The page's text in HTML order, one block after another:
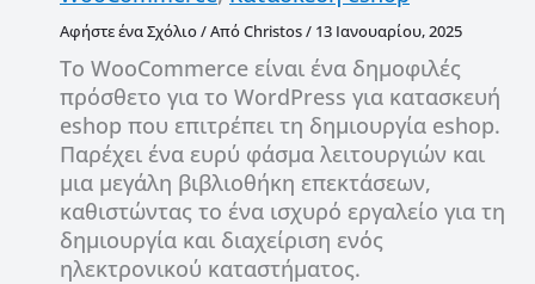
Αφήστε ένα Σχόλιο/ ΑπόChristos/ 13 Ιανουαρίου, 2025
Το WooCommerce είναι ένα δημοφιλές
πρόσθετο για το WordPress για κατασκευή
eshop που επιτρέπει τη δημιουργία eshop.
Παρέχει ένα ευρύ φάσμα λειτουργιών και
μια μεγάλη βιβλιοθήκη επεκτάσεων,
καθιστώντας το ένα ισχυρό εργαλείο για τη
δημιουργία και διαχείριση ενός
ηλεκτρονικού καταστήματος.